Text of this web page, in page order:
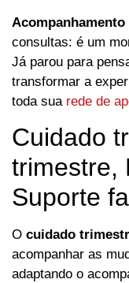
consultas: é um
Já parou para
transformar a
toda sua rede de
Cuidado
trimestre,
Suporte
O cuidado
acompanhar as
adaptando o